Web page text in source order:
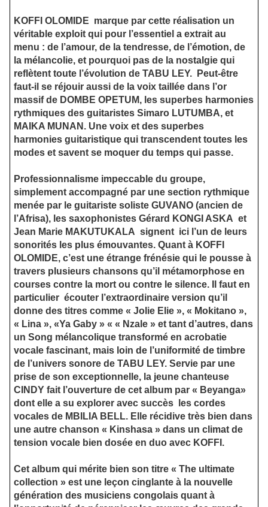
KOFFI OLOMIDE marque par cette réalisation un
véritable exploit qui pour l’essentiel a extrait au
menu : de l’amour, de la tendresse, de l’émotion, de
la mélancolie, et pourquoi pas de la nostalgie qui
reflètent toute l’évolution de TABU LEY.
Peut-être
faut-il se réjouir aussi de la voix taillée dans l’or
massif de DOMBE OPETUM, les superbes harmonies
rythmiques des guitaristes Simaro LUTUMBA, et
MAIKA MUNAN. Une voix et des superbes
harmonies guitaristique qui transcendent toutes les
modes et savent se moquer du temps qui passe.
Professionnalisme impeccable du groupe,
simplement accompagné par une section rythmique
menée par le guitariste soliste GUVANO (ancien de
l’Afrisa), les saxophonistes Gérard KONGI ASKA et
Jean Marie MAKUTUKALA signent ici l’un de leurs
sonorités les plus émouvantes. Quant à KOFFI
OLOMIDE, c’est une étrange frénésie qui le pousse à
travers plusieurs chansons qu’il métamorphose en
courses contre la mort ou contre le silence. Il faut en
particulier écouter l’extraordinaire version qu’il
donne des titres comme « Jolie Elie », « Mokitano »,
« Lina », «Ya Gaby » « « Nzale » et tant d’autres, dans
un Song mélancolique transformé en acrobatie
vocale fascinant, mais loin de l’uniformité de timbre
de l’univers sonore de TABU LEY. Servie par une
prise de son exceptionnelle, la jeune chanteuse
CINDY fait l’ouverture de cet album par « Beyanga»
dont elle a su explorer avec succès
les cordes
vocales de MBILIA BELL. Elle récidive très bien dans
une autre chanson « Kinshasa » dans un climat de
tension vocale bien dosée en duo avec KOFFI.
Cet album qui mérite bien son titre « The ultimate
collection » est une leçon cinglante à la nouvelle
génération des musiciens congolais quant à